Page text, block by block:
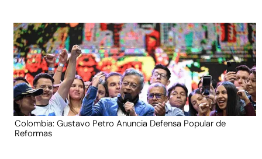
Colombia: Gustavo Petro Anuncia Defensa Popular de
Reformas